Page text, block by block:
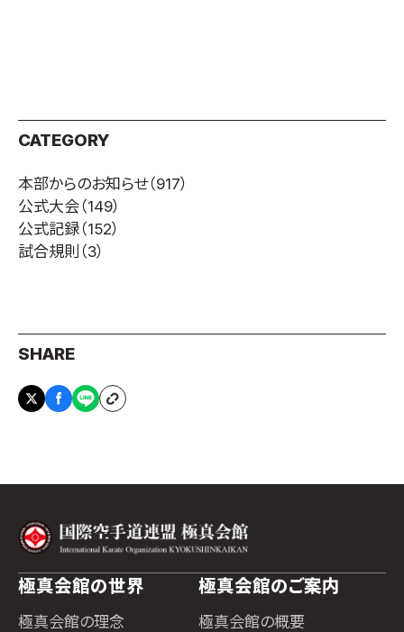
CATEGORY
本部からのお知らせ（917）
公式大会（149）
公式記録（152）
試合規則 （3）
SHARE
極真会館の世界
極真会館の理念
極真会館のご案内
極真会館の概要